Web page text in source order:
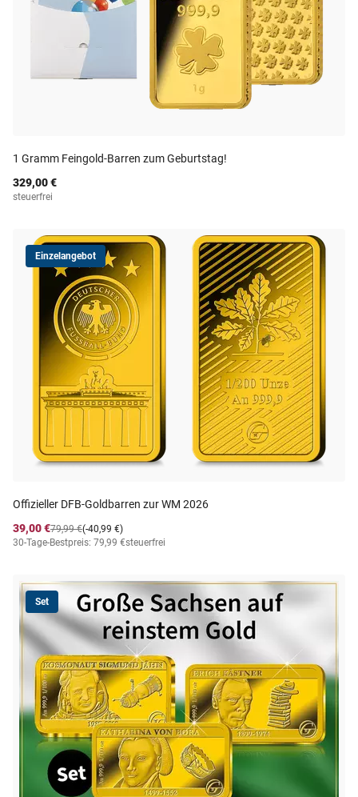
1 Gramm Feingold-Barren zum Geburtstag!
329,00 €
steuerfrei
Einzelangebot
Offizieller DFB-Goldbarren zur WM 2026
39,00 €
(-40,99 €)
79,99 €
30-Tage-Bestpreis: 79,99 €steuerfrei
Set